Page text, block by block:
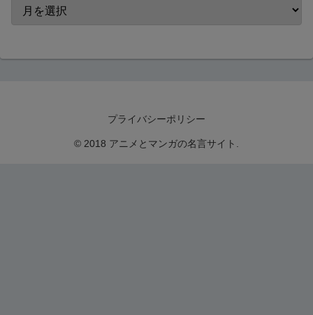
プライバシーポリシー
© 2018 アニメとマンガの名言サイト.